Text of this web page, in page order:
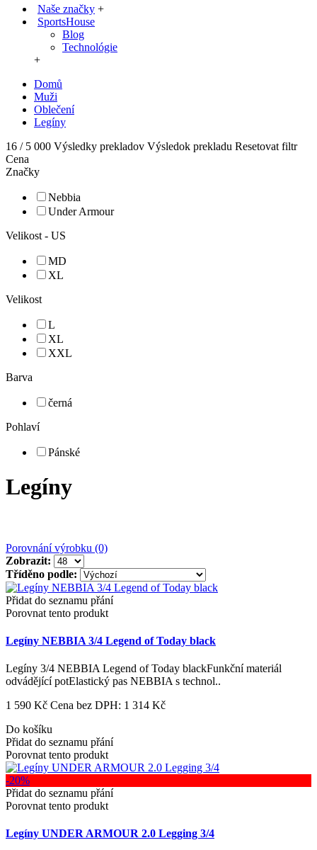
Naše značky +
SportsHouse
Blog
Technológie
+
Domů
Muži
Oblečení
Legíny
16 / 5 000 Výsledky prekladov Výsledok prekladu Resetovat filtr
Cena
Značky
Nebbia
Under Armour
Velikost - US
MD
XL
Velikost
L
XL
XXL
Barva
černá
Pohlaví
Pánské
Legíny
Porovnání výrobku (0)
Zobrazit:
Tříděno podle:
Přidat do seznamu přání
Porovnat tento produkt
Legíny NEBBIA 3/4 Legend of Today black
Legíny 3/4 NEBBIA Legend of Today blackFunkční materiál
odvádějící potElastický pas NEBBIA s technol..
1 590 Kč Cena bez DPH: 1 314 Kč
Do košíku
Přidat do seznamu přání
Porovnat tento produkt
-20%
Přidat do seznamu přání
Porovnat tento produkt
Legíny UNDER ARMOUR 2.0 Legging 3/4